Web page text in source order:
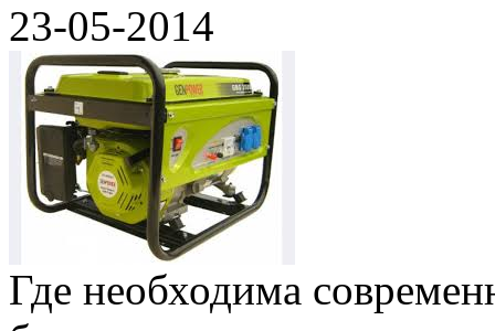
23-05-2014
Где необходима